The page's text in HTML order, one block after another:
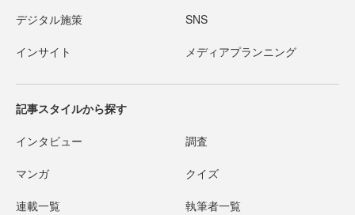
デジタル施策 SNS
インサイト メディアプランニング
記事スタイルから探す
インタビュー 調査
マンガ クイズ
連載一覧 執筆者一覧